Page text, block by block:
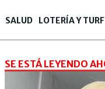
SALUD LOTERÍA Y TURF
SE ESTÁ LEYENDO